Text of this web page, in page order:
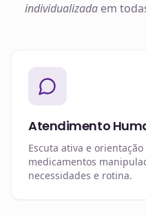
individualizada em
Atendimento
Escuta ativa e
medicamentos
necessidades e rotina.